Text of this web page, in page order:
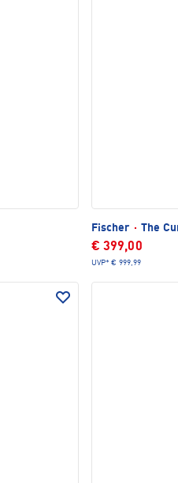
Fischer · The
€ 399,00
UVP* € 999,99